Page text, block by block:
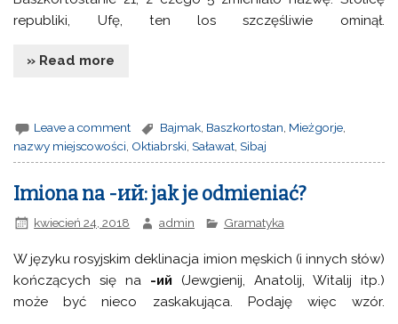
republiki, Ufę, ten los szczęśliwie ominął.
» Read more
Leave a comment Bajmak Baszkortostan Mieżgorje
nazwy miejscowości, Oktiabrski,Saławat,Sibaj
Imiona na -ий: jak je odmieniać?
kwiecień 24, 2018 admin Gramatyka
W języku rosyjskim deklinacja imion męskich (i innych słów)
kończących się na -ий (Jewgienij, Anatolij, Witalij itp.)
może być nieco zaskakująca. Podaję więc wzór.